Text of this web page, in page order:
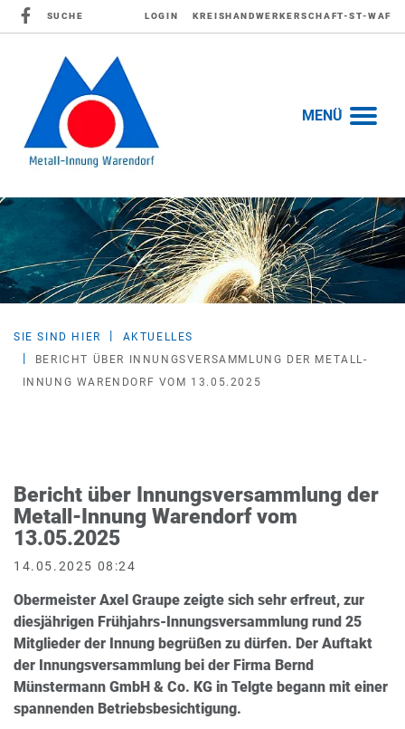
SUCHE LOGIN KREISHANDWERKERSCHAFT-ST-WAF
MENÜ
SIE SIND HIER
AKTUELLES
BERICHT ÜBER INNUNGSVERSAMMLUNG DER METALL-
INNUNG WARENDORF VOM 13.05.2025
Bericht über Innungsversammlung der
Metall-Innung Warendorf vom
13.05.2025
14.05.2025 08:24
Obermeister Axel Graupe zeigte sich sehr erfreut, zur
diesjährigen Frühjahrs-Innungsversammlung rund 25
Mitglieder der Innung begrüßen zu dürfen. Der Auftakt
der Innungsversammlung bei der Firma Bernd
Münstermann GmbH & Co. KG in Telgte begann mit einer
spannenden Betriebsbesichtigung.